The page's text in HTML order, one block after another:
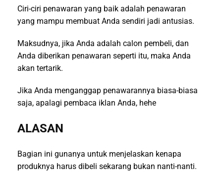
Ciri-ciri penawaran yang baik adalah penawaran
yang mampu membuat Anda sendiri jadi antusias.
Maksudnya, jika Anda adalah calon pembeli, dan
Anda diberikan penawaran seperti itu, maka Anda
akan tertarik.
Jika Anda menganggap penawarannya biasa-biasa
saja, apalagi pembaca iklan Anda, hehe
ALASAN
Bagian ini gunanya untuk menjelaskan kenapa
produknya harus dibeli sekarang bukan nanti-nanti.